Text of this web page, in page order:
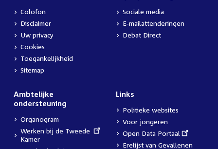
Colofon
Disclaimer
Uw privacy
Cookies
Toegankelijkheid
Sitemap
Sociale media
E-mailattenderingen
Debat Direct
Ambtelijke
ondersteuning
Organogram
External
link:
Werken bij de Tweede
Kamer
Links
Politieke websites
Voor jongeren
External
link:
Open Data Portaal
Erelijst van Gevallenen